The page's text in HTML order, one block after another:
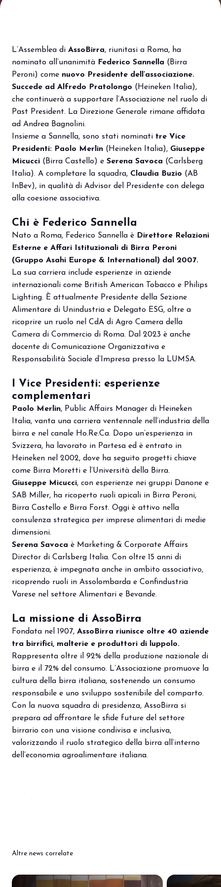
PRENOTA IL TUO STAND arrow_circle_right
AREA RISERVATA VISITATORI
person
A cura di:
L’Assemblea di AssoBirra, riunitasi a Roma, ha
nominato all’unanimità Federico Sannella (Birra
Peroni) come nuovo Presidente dell’associazione.
Succede ad Alfredo Pratolongo (Heineken Italia),
che continuerà a supportare l’Associazione nel ruolo di
Past President. La Direzione Generale rimane affidata
ad Andrea Bagnolini.
Insieme a Sannella, sono stati nominati tre Vice
Presidenti: Paolo Merlin (Heineken Italia), Giuseppe
Micucci (Birra Castello) e Serena Savoca (Carlsberg
Italia). A completare la squadra, Claudia Buzio (AB
InBev), in qualità di Advisor del Presidente con delega
alla coesione associativa.
Chi è Federico Sannella
Nato a Roma, Federico Sannella è Direttore Relazioni
Esterne e Affari Istituzionali di Birra Peroni
(Gruppo Asahi Europe & International) dal 2007.
La sua carriera include esperienze in aziende
internazionali come British American Tobacco e Philips
Lighting. È attualmente Presidente della Sezione
Alimentare di Unindustria e Delegato ESG, oltre a
ricoprire un ruolo nel CdA di Agro Camera della
Camera di Commercio di Roma. Dal 2023 è anche
docente di Comunicazione Organizzativa e
Responsabilità Sociale d’Impresa presso la LUMSA.
I Vice Presidenti: esperienze
complementari
Paolo Merlin, Public Affairs Manager di Heineken
Italia, vanta una carriera ventennale nell’industria della
birra e nel canale Ho.Re.Ca. Dopo un’esperienza in
Svizzera, ha lavorato in Partesa ed è entrato in
Heineken nel 2002, dove ha seguito progetti chiave
come Birra Moretti e l’Università della Birra.
Giuseppe Micucci, con esperienze nei gruppi Danone e
SAB Miller, ha ricoperto ruoli apicali in Birra Peroni,
Birra Castello e Birra Forst. Oggi è attivo nella
consulenza strategica per imprese alimentari di medie
dimensioni.
Serena Savoca è Marketing & Corporate Affairs
Director di Carlsberg Italia. Con oltre 15 anni di
esperienza, è impegnata anche in ambito associativo,
ricoprendo ruoli in Assolombarda e Confindustria
Varese nel settore Alimentari e Bevande.
La missione di AssoBirra
Fondata nel 1907, AssoBirra riunisce oltre 40 aziende
tra birrifici, malterie e produttori di luppolo.
Rappresenta oltre il 92% della produzione nazionale di
birra e il 72% del consumo. L’Associazione promuove la
cultura della birra italiana, sostenendo un consumo
responsabile e uno sviluppo sostenibile del comparto.
Con la nuova squadra di presidenza, AssoBirra si
prepara ad affrontare le sfide future del settore
birrario con una visione condivisa e inclusiva,
valorizzando il ruolo strategico della birra all’interno
dell’economia agroalimentare italiana.
Altre news correlate